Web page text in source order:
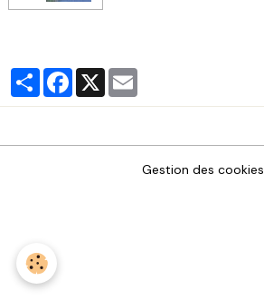
PartagerFacebook
X
Gestion des cookies